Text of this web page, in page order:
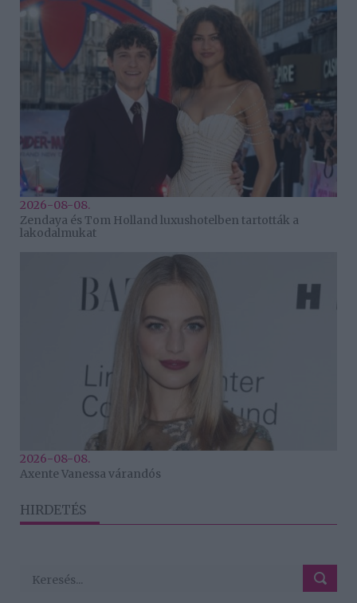
2026-08-08.
Zendaya és Tom Holland luxushotelben tartották a
lakodalmukat
2026-08-08.
Axente Vanessa várandós
HIRDETÉS